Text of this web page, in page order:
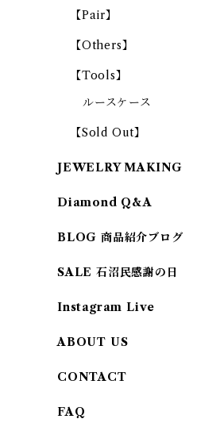
【Pair】
【Others】
【Tools】
ルースケース
【Sold Out】
JEWELRY MAKING
Diamond Q&A
BLOG 商品紹介ブログ
SALE 石沼民感謝の日
Instagram Live
ABOUT US
CONTACT
FAQ